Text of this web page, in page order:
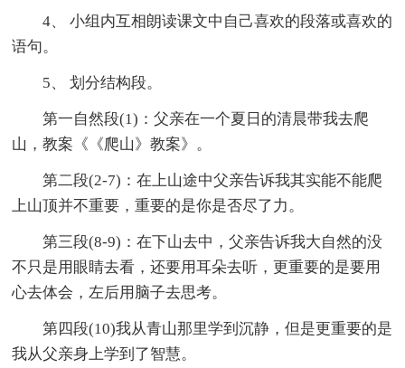
4、 小组内互相朗读课文中自己喜欢的段落或喜欢的
语句。
5、 划分结构段。
第一自然段(1)：父亲在一个夏日的清晨带我去爬
山，教案《《爬山》教案》。
第二段(2-7)：在上山途中父亲告诉我其实能不能爬
上山顶并不重要，重要的是你是否尽了力。
第三段(8-9)：在下山去中，父亲告诉我大自然的没
不只是用眼睛去看，还要用耳朵去听，更重要的是要用
心去体会，左后用脑子去思考。
第四段(10)我从青山那里学到沉静，但是更重要的是
我从父亲身上学到了智慧。